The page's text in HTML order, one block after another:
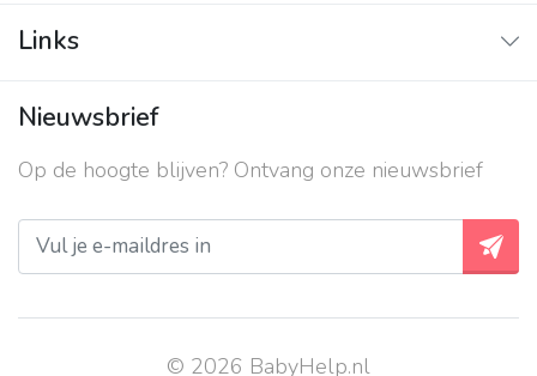
Vraag & Antwoord
Links
Contact
Over ons
Privacy beleid
Nieuwsbrief
Op de hoogte blijven? Ontvang onze nieuwsbrief
© 2026 BabyHelp.nl